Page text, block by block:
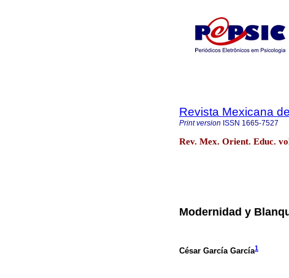
Revista Mexicana
Print version ISSN 1665-7527
Rev. Mex. Orient. Educ.
Modernidad y
César García García1